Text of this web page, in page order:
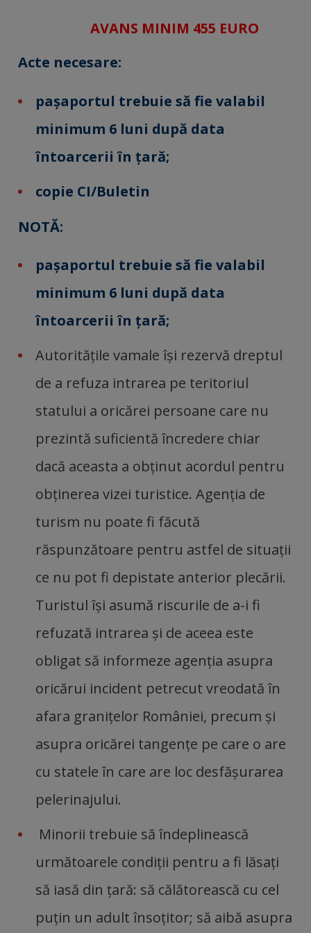
AVANS MINIM 455 EURO
Acte necesare:
paşaportul trebuie să fie valabil
minimum 6 luni după data
întoarcerii în ţară;
copie CI/Buletin
NOTĂ:
paşaportul trebuie să fie valabil
minimum 6 luni după data
întoarcerii în ţară;
Autorităţile vamale îşi rezervă dreptul
de a refuza intrarea pe teritoriul
statului a oricărei persoane care nu
prezintă suficientă încredere chiar
dacă aceasta a obţinut acordul pentru
obţinerea vizei turistice. Agenţia de
turism nu poate fi făcută
răspunzătoare pentru astfel de situaţii
ce nu pot fi depistate anterior plecării.
Turistul îşi asumă riscurile de a-i fi
refuzată intrarea şi de aceea este
obligat să informeze agenţia asupra
oricărui incident petrecut vreodată în
afara graniţelor României, precum şi
asupra oricărei tangenţe pe care o are
cu statele în care are loc desfăşurarea
pelerinajului.
Minorii trebuie să îndeplinească
următoarele condiţii pentru a fi lăsaţi
să iasă din ţară: să călătorească cu cel
puţin un adult însoţitor; să aibă asupra